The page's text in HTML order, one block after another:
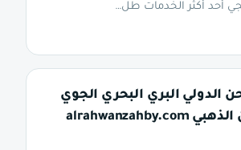
أحد أكثر الخدمات طل…
الدولي البري البحري الجوي
من موقع الرهوان الذهبي alrahwanzahby.com